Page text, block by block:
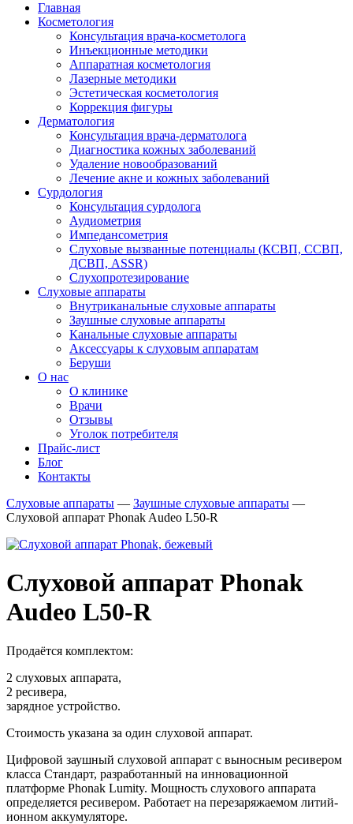
Главная
Косметология
Консультация врача-косметолога
Инъекционные методики
Аппаратная косметология
Лазерные методики
Эстетическая косметология
Коррекция фигуры
Дерматология
Консультация врача-дерматолога
Диагностика кожных заболеваний
Удаление новообразований
Лечение акне и кожных заболеваний
Сурдология
Консультация сурдолога
Аудиометрия
Импедансометрия
Слуховые вызванные потенциалы (КСВП, ССВП,
ДСВП, ASSR)
Слухопротезирование
Слуховые аппараты
Внутриканальные слуховые аппараты
Заушные слуховые аппараты
Канальные слуховые аппараты
Аксессуары к слуховым аппаратам
Беруши
О нас
О клинике
Врачи
Отзывы
Уголок потребителя
Прайс-лист
Блог
Контакты
Слуховые аппараты — Заушные слуховые аппараты —
Слуховой аппарат Phonak Audeo L50-R
Слуховой аппарат Phonak
Audeo L50-R
Продаётся комплектом:
2 слуховых аппарата,
2 ресивера,
зарядное устройство.
Стоимость указана за один слуховой аппарат.
Цифровой заушный слуховой аппарат с выносным ресивером
класса Стандарт, разработанный на инновационной
платформе Phonak Lumity. Мощность слухового аппарата
определяется ресивером. Работает на перезаряжаемом литий-
ионном аккумуляторе.